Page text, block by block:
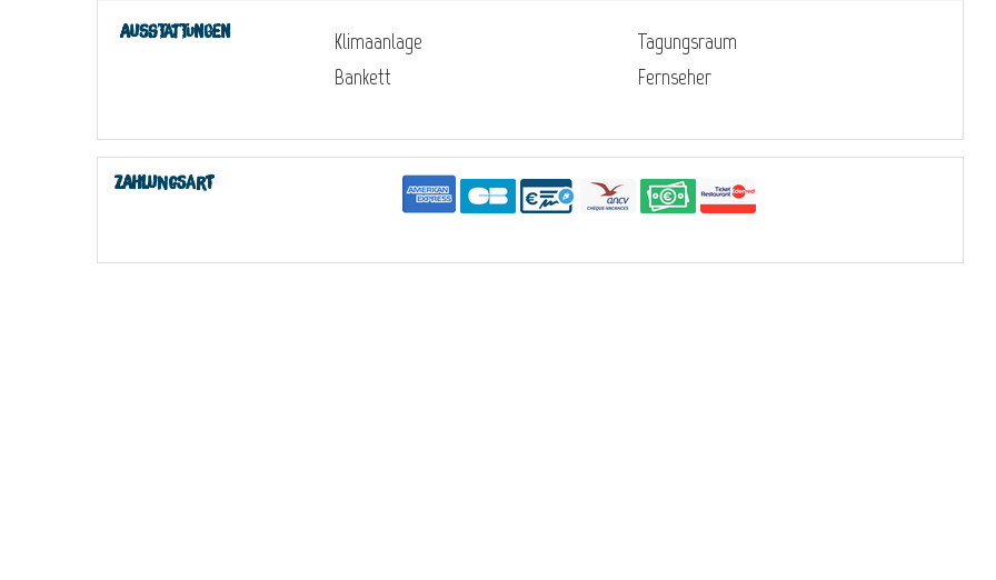
Ausstattungen
Klimaanlage
Bankett
Tagungsraum
Fernseher
Zahlungsart